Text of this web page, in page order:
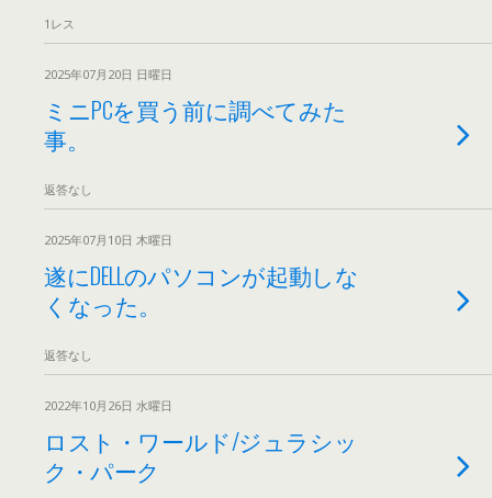
1レス
2025年07月20日 日曜日
ミニPCを買う前に調べてみた
事。
返答なし
2025年07月10日 木曜日
遂にDELLのパソコンが起動しな
くなった。
返答なし
2022年10月26日 水曜日
ロスト・ワールド/ジュラシッ
ク・パーク